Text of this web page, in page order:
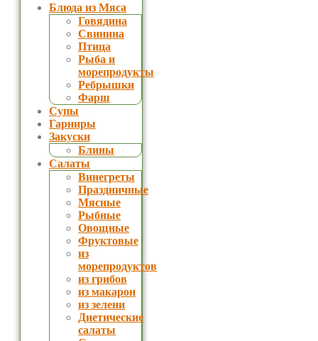
Блюда из Мяса
Говядина
Свинина
Птица
Рыба и
морепродукты
Ребрышки
Фарш
Супы
Гарниры
Закуски
Блины
Салаты
Винегреты
Праздничные
Мясные
Рыбные
Овощные
Фруктовые
из
морепродуктов
из грибов
из макарон
из зелени
Диетические
салаты